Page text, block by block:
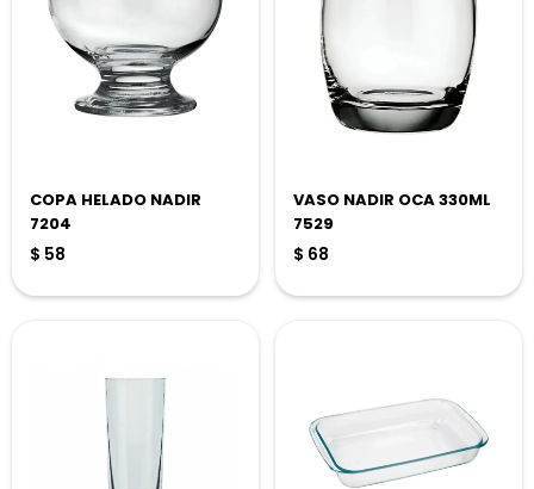
COPA HELADO NADIR
7204
$ 58
VASO NADIR OCA 330ML
7529
$ 68